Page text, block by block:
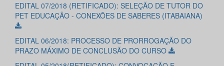
EDITAL 07/2018 (RETIFICADO): SELEÇÃO DE TUTOR DO
PET EDUCAÇÃO - CONEXÕES DE SABERES (ITABAIANA)
EDITAL 06/2018: PROCESSO DE PRORROGAÇÃO DO
PRAZO MÁXIMO DE CONCLUSÃO DO CURSO